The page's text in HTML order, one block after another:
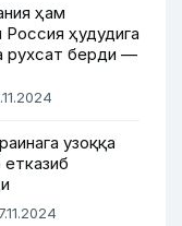
ҳам
Россия ҳудудига
рухсат берди —
узоққа
етказиб